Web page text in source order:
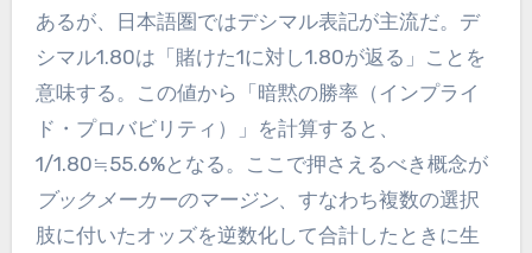
あるが、日本語圏ではデシマル表記が主流だ。デ
シマル1.80は「賭けた1に対し1.80が返る」ことを
意味する。この値から「暗黙の勝率（インプライ
ド・プロバビリティ）」を計算すると、
1/1.80≒55.6%となる。ここで押さえるべき概念が
ブックメーカーのマージン、すなわち複数の選択
肢に付いたオッズを逆数化して合計したときに生